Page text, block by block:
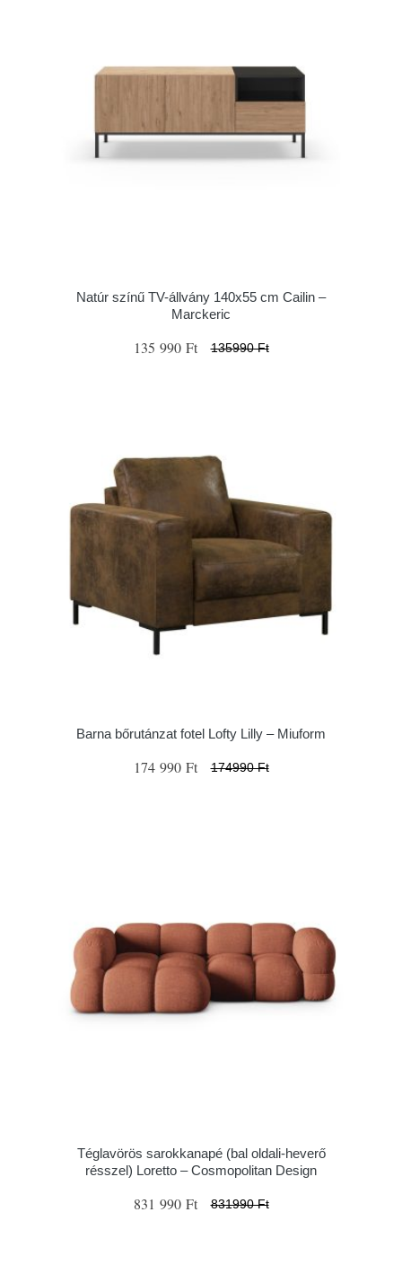
Natúr színű TV-állvány 140x55 cm Cailin –
Marckeric
135 990 Ft 135990 Ft
Barna bőrutánzat fotel Lofty Lilly – Miuform
174 990 Ft 174990 Ft
Téglavörös sarokkanapé (bal oldali-heverő
résszel) Loretto – Cosmopolitan Design
831 990 Ft 831990 Ft